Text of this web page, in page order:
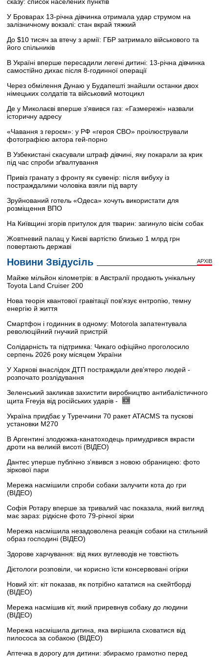
У Броварах 13-річна дівчинка отримала удар струмом на
залізничному вокзалі: стан вкрай тяжкий
До $10 тисяч за втечу з армії: ГБР затримало військового та
його спільників
В Україні вперше пересадили легені дитині: 13-річна дівчинка
самостійно дихає після 8-годинної операції
Через обмілення Дунаю у Будапешті знайшли останки двох
німецьких солдатів та військовий мотоцикл
Де у Миколаєві вперше з'явився газ: «Газмережі» назвали
історичну адресу
«Чавання з героєм»: у РФ «героя СВО» проілюстрували
фотографією актора гей-порно
В Узбекистані скасували штраф дівчині, яку покарали за крик
під час спроби зґвалтування
Привіз гранату з фронту як сувенір: після вибуху із
постраждалими чоловіка взяли під варту
Зруйнований готель «Одеса» хочуть використати для
розміщення ВПО
На Київщині згорів притулок для тварин: загинуло вісім собак
Жовтневий палац у Києві вартістю близько 1 млрд грн
повертають державі
Новини Звідусіль АРХІВ
Майже мільйон кілометрів: в Австралії продають унікальну
Toyota Land Cruiser 200
Нова теорія квантової гравітації пов'язує ентропію, темну
енергію й життя
Смартфон і годинник в одному: Motorola запатентувала
революційний гнучкий пристрій
Солідарність та підтримка: Чикаго офіційно проголосило
серпень 2026 року місяцем України
У Харкові внаслідок ДТП постраждали дев’ятеро людей -
розпочато розлідування
Зеленський закликав захистити виробництво антибалістичного
щита Freyja від російських ударів -
Україна придбає у Туреччини 70 ракет ATACMS та пускові
установки M270
В Аргентині злодюжка-канатоходець примудрився вкрасти
дроти на великій висоті (ВІДЕО)
Дантес уперше публічно з’явився з новою обраницею: фото
зіркової пари
Мережа насмішили спроби собаки залучити кота до гри
(ВІДЕО)
Софія Ротару вперше за тривалий час показала, який вигляд
має зараз: рідкісне фото 79-річної зірки
Мережа насмішила незадоволена реакція собаки на стильний
образ господині (ВІДЕО)
Здорове харчування: від яких вуглеводів не товстіють
Дієтологи розповіли, чи корисно їсти консервовані огірки
Новий хіт: кіт показав, як потрібно кататися на скейтборді
(ВІДЕО)
Мережа насмішив кіт, який приревнув собаку до людини
(ВІДЕО)
Мережа насмішила дитина, яка вирішила сховатися від
пилососа за собакою (ВІДЕО)
Аптечка в дорогу для дитини: збираємо грамотно перед